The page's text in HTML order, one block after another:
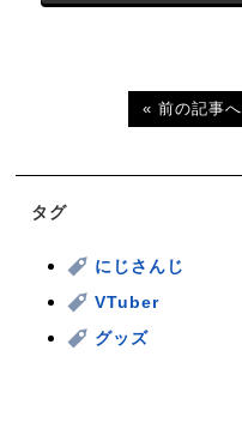
« 前の記事へ
タグ
にじさんじ
VTuber
グッズ